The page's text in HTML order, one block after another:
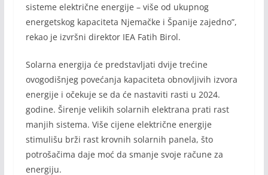
sisteme električne energije – više od ukupnog
energetskog kapaciteta Njemačke i Španije zajedno”,
rekao je izvršni direktor IEA Fatih Birol.
Solarna energija će predstavljati dvije trećine
ovogodišnjeg povećanja kapaciteta obnovljivih izvora
energije i očekuje se da će nastaviti rasti u 2024.
godine. Širenje velikih solarnih elektrana prati rast
manjih sistema. Više cijene električne energije
stimulišu brži rast krovnih solarnih panela, što
potrošačima daje moć da smanje svoje račune za
energiju.